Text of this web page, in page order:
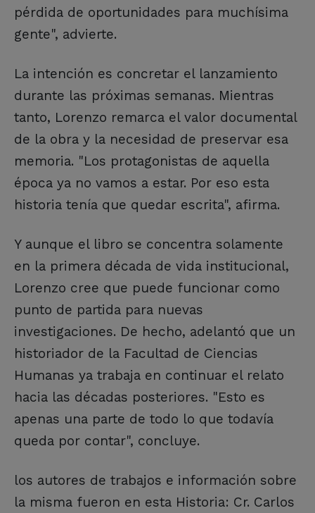
pérdida de oportunidades para muchísima
gente", advierte.
La intención es concretar el lanzamiento
durante las próximas semanas. Mientras
tanto, Lorenzo remarca el valor documental
de la obra y la necesidad de preservar esa
memoria. "Los protagonistas de aquella
época ya no vamos a estar. Por eso esta
historia tenía que quedar escrita", afirma.
Y aunque el libro se concentra solamente
en la primera década de vida institucional,
Lorenzo cree que puede funcionar como
punto de partida para nuevas
investigaciones. De hecho, adelantó que un
historiador de la Facultad de Ciencias
Humanas ya trabaja en continuar el relato
hacia las décadas posteriores. "Esto es
apenas una parte de todo lo que todavía
queda por contar", concluye.
los autores de trabajos e información sobre
la misma fueron en esta Historia: Cr. Carlos